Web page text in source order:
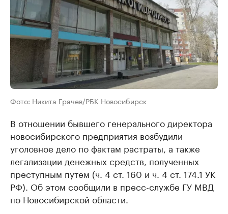
Фото: Никита Грачев/РБК Новосибирск
В отношении бывшего генерального директора
новосибирского предприятия возбудили
уголовное дело по фактам растраты, а также
легализации денежных средств, полученных
преступным путем (ч. 4 ст. 160 и ч. 4 ст. 174.1 УК
РФ). Об этом сообщили в пресс-службе ГУ МВД
по Новосибирской области.